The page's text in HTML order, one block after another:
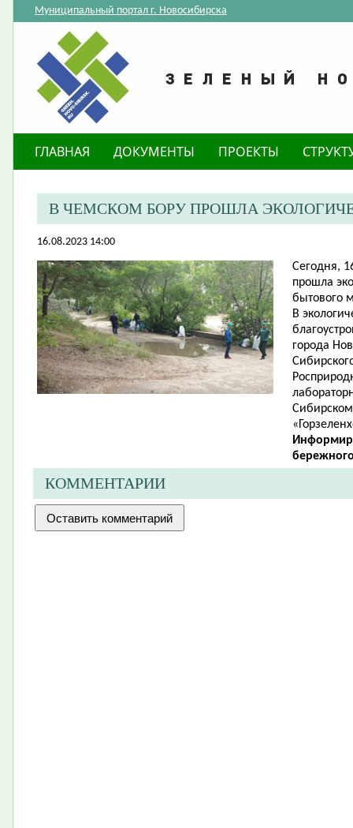
Муниципальный портал г. Новосибирска
ГЛАВНАЯ ДОКУМЕНТЫ ПРОЕКТЫ
В ЧЕМСКОМ БОРУ ПРОШЛА
16.08.2023 14:00
Сегодня,
прошла
бытового
В
города
КОММЕНТАРИИ